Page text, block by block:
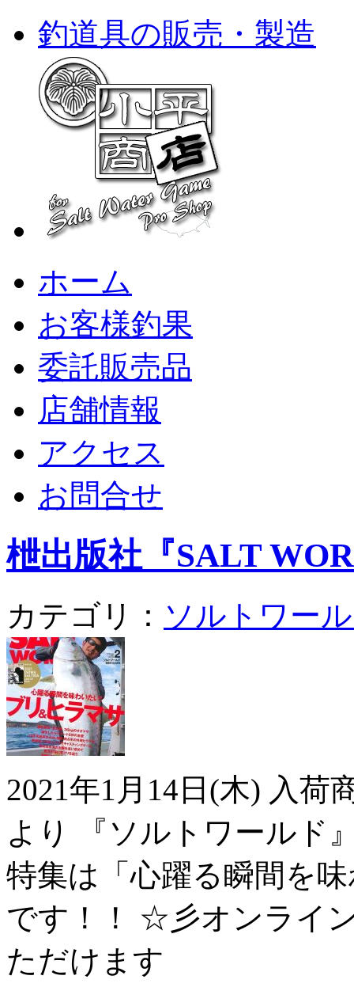
釣道具の販売・製造
ホーム
お客様釣果
委託販売品
店舗情報
アクセス
お問合せ
枻出版社『SALT
カテゴリ： ソルトワー
2021年1月14日(木) 入荷
より 『ソルトワールド
特集は「心躍る瞬間を
です！！ ☆彡オンライ
ただけます